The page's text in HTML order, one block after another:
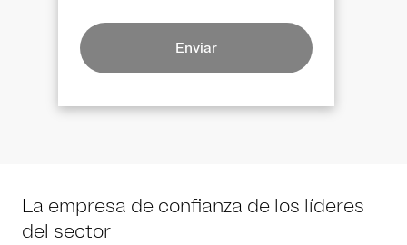
Enviar
La empresa de confianza de los líderes
del sector